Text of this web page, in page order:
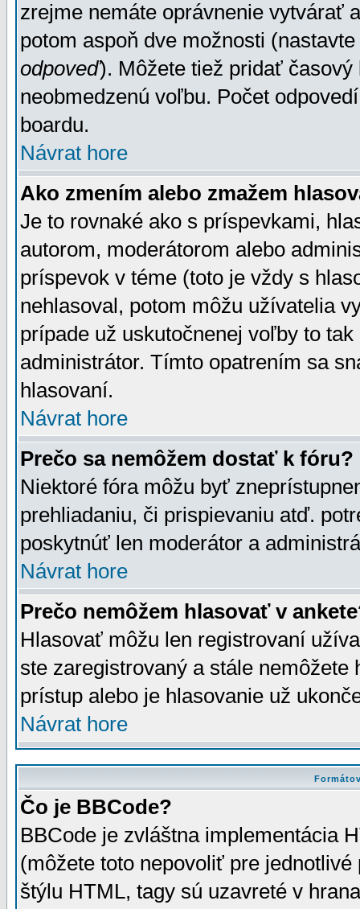
zrejme nemáte oprávnenie vytvárať
potom aspoň dve možnosti
odpoveď). Môžete tiež pridať
neobmedzenú voľbu. Počet
boardu.
Návrat hore
Ako zmením alebo zmažem
Je to rovnaké ako s príspevkami,
autorom, moderátorom alebo
príspevok v téme (toto je vždy s
nehlasoval, potom môžu užívatelia
prípade už uskutočnenej voľby to
administrátor. Tímto opatrením sa
hlasovaní.
Návrat hore
Prečo sa nemôžem dostať k fóru?
Niektoré fóra môžu byť
prehliadaniu, či prispievaniu atď.
poskytnúť len moderátor a
Návrat hore
Prečo nemôžem hlasovať v
Hlasovať môžu len registrovaní
ste zaregistrovaný a stále
prístup alebo je hlasovanie už
Návrat hore
Čo je BBCode?
BBCode je zvláštna implementácia
(môžete toto nepovoliť pre
štýlu HTML, tagy sú uzavreté v